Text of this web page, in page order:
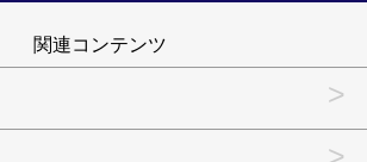
関連コンテンツ
>